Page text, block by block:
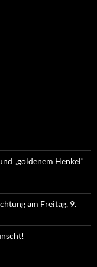
„goldenem Henkel“
am Freitag, 9.